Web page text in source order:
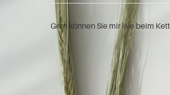
Gern können Sie mir live beim